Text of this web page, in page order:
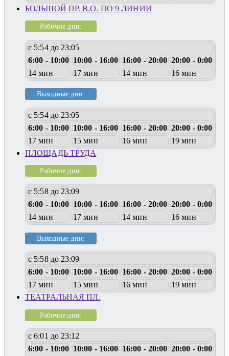
БОЛЬШОЙ ПР. В.О. ПО 9 ЛИНИИ
Рабочие дни:
с 5:54 до 23:05
6:00 - 10:00 10:00 - 16:00 16:00 - 20:00 20:00 - 0:00
14 мин
17 мин 14 мин 16 мин
Выходные дни:
с 5:54 до 23:05
6:00 - 10:00 10:00 - 16:00 16:00 - 20:00 20:00 - 0:00
17 мин
15 мин 16 мин
19 мин
ПЛОЩАДЬ ТРУДА
Рабочие дни:
с 5:58 до 23:09
6:00 - 10:00 10:00 - 16:00 16:00 - 20:00 20:00 - 0:00
14 мин
17 мин 14 мин 16 мин
Выходные дни:
с 5:58 до 23:09
6:00 - 10:00 10:00 - 16:00 16:00 - 20:00 20:00 - 0:00
17 мин
15 мин 16 мин
19 мин
ТЕАТРАЛЬНАЯ ПЛ.
Рабочие дни:
с 6:01 до 23:12
6:00 - 10:00 10:00 - 16:00 16:00 - 20:00 20:00 - 0:00